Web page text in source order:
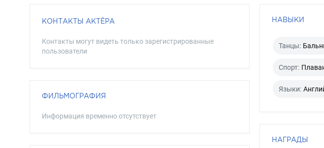
КОНТАКТЫ АКТЁРА
Контакты могут видеть только зарегистрированные
пользователи
ФИЛЬМОГРАФИЯ
Информация временно отсутствует
НАВЫКИ
Танцы:
Спорт:
Языки:
НАГРАДЫ